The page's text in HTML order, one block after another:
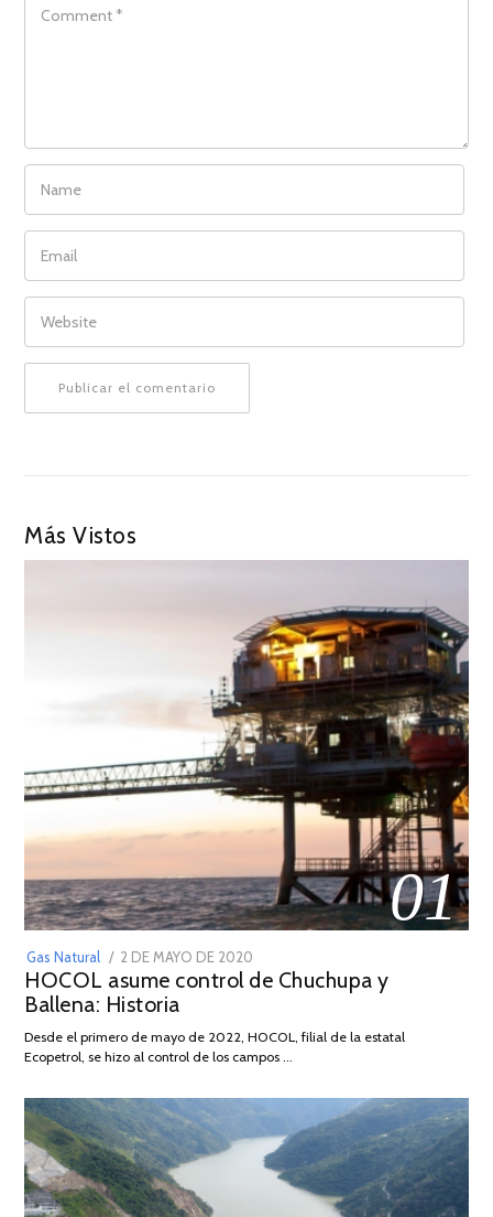
NAME
EMAIL
WEBSITE
Más Vistos
01
Gas Natural
POSTED
ON
2 DE MAYO DE 2020
DE
2026
HOCOL asume control de Chuchupa y
Ballena: Historia
Desde el primero de mayo de 2022, HOCOL, filial de la estatal
Ecopetrol, se hizo al control de los campos …